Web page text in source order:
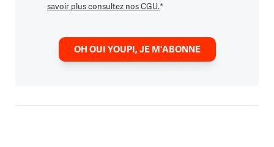
savoir plus consultez nos CGU.*
OH OUI YOUPI, JE M'ABONNE